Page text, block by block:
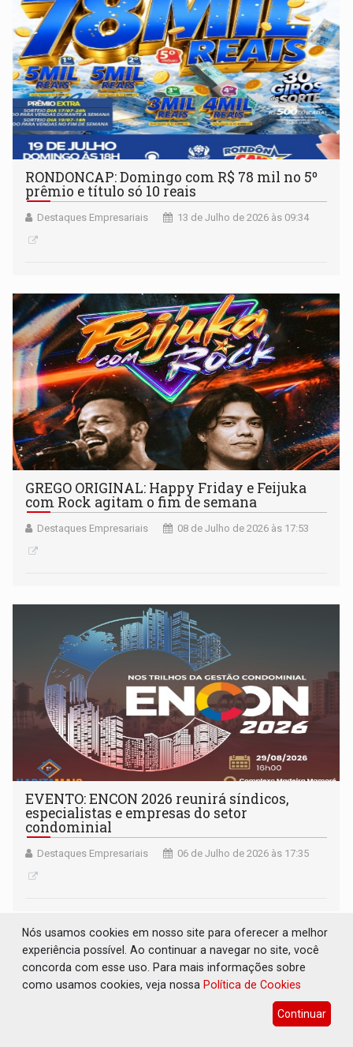
RONDONCAP: Domingo com R$ 78 mil no 5º
prêmio e título só 10 reais
Destaques Empresariais 13 de Julho de 2026 às 09:34
GREGO ORIGINAL: Happy Friday e Feijuka
com Rock agitam o fim de semana
Destaques Empresariais 08 de Julho de 2026 às 17:53
EVENTO: ENCON 2026 reunirá síndicos,
especialistas e empresas do setor
condominial
Destaques Empresariais 06 de Julho de 2026 às 17:35
Nós usamos cookies em nosso site para oferecer a melhor
experiência possível. Ao continuar a navegar no site, você
concorda com esse uso. Para mais informações sobre
como usamos cookies, veja nossa Política de Cookies
Continuar